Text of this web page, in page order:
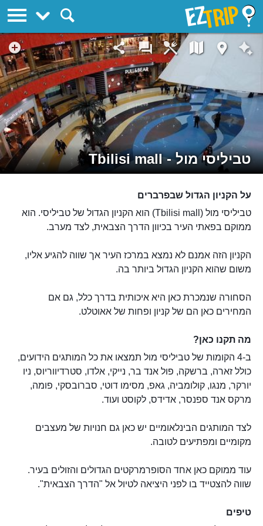
טביליסי מול - Tbilisi mall
על הקניון הגדול שבפרברים
טביליסי מול (Tbilisi mall) הוא הקניון הגדול של טביליסי. הוא
ממוקם בפאתי העיר בכיוון הדרך הצבאית, לצד מערב.
הקניון הזה אמנם לא נמצא במרכז העיר אך שווה להגיע אליו,
משום שהוא הקניון הגדול ביותר בה.
הסחורה שנמכרת כאן היא איכותית בדרך כלל, גם אם
המחירים כאן הם של קניון ופחות של אאוטלט.
מה תקנו כאן?
ב-4 הקומות של טביליסי מול תמצאו את כל המותגים הידועים,
כולל זארה, ברשקה, פול אנד בר, נייקי, אלדו, סטרדיווריוס, ניו
יורקר, מנגו, קולומביה, גאפ, מסימו דוטי, סברובסקי, פומה,
מרקס אנד ספנסר, אדידס, לקוסט ועוד.
לצד המותגים הבינלאומיים יש כאן גם חנויות של מעצבים
מקומיים ומפתיעים לטובה.
עוד ממוקם כאן אחד הסופרמרקטים הגדולים והזולים בעיר.
שווה להצטייד בו לפני היציאה לטיול אל "הדרך הצבאית".
טיפים
EZTrip